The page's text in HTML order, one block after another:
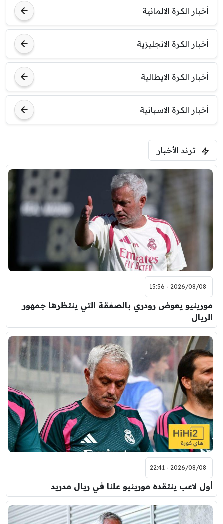
أخبار الكرة الالمانية
أخبار الكرة الانجليزية
أخبار الكرة الايطالية
أخبار الكرة الاسبانية
ترند الأخبار
2026/08/08 - 15:56
مورينيو يعوض رودري بالصفقة التي ينتظرها جمهور
الريال
2026/08/08 - 22:41
أول لاعب ينتقده مورينيو علنا في ريال مدريد